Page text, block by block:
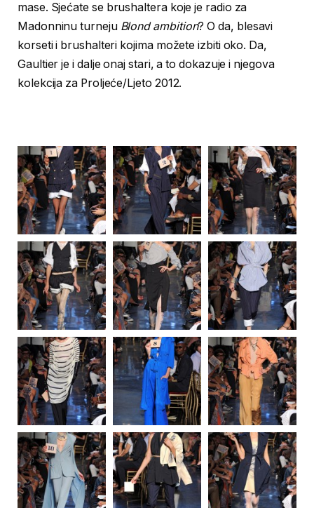
mase. Sjećate se brushaltera koje je radio za
Madonninu turneju Blond ambition? O da, blesavi
korseti i brushalteri kojima možete izbiti oko. Da,
Gaultier je i dalje onaj stari, a to dokazuje i njegova
kolekcija za Proljeće/Ljeto 2012.